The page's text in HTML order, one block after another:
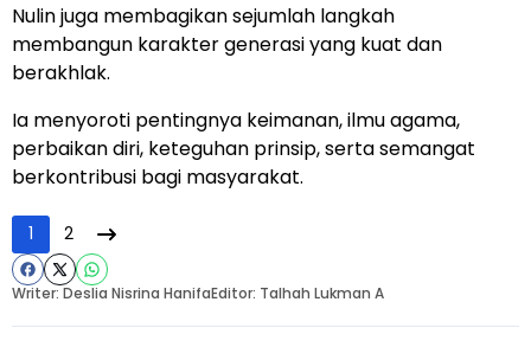
Nulin juga membagikan sejumlah langkah
membangun karakter generasi yang kuat dan
berakhlak.
Ia menyoroti pentingnya keimanan, ilmu agama,
perbaikan diri, keteguhan prinsip, serta semangat
berkontribusi bagi masyarakat.
1 2
Writer: Deslia Nisrina HanifaEditor: Talhah Lukman A